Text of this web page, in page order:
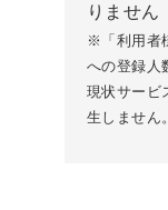
りません
※「利用者
への登録人
現状サービ
生しません。